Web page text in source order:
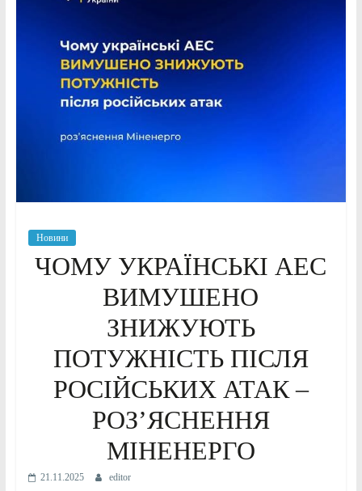
Новини
ЧОМУ УКРАЇНСЬКІ АЕС
ВИМУШЕНО
ЗНИЖУЮТЬ
ПОТУЖНІСТЬ ПІСЛЯ
РОСІЙСЬКИХ АТАК –
РОЗʼЯСНЕННЯ
МІНЕНЕРГО
21.11.2025 editor